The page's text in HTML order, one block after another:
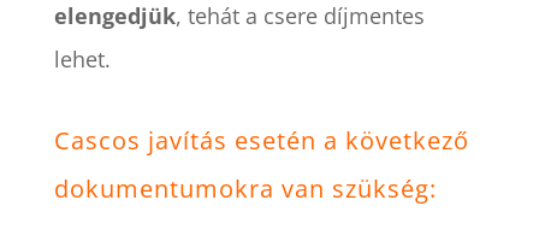
elengedjük, tehát a csere díjmentes
lehet.
Cascos javítás esetén a következő
dokumentumokra van szükség: